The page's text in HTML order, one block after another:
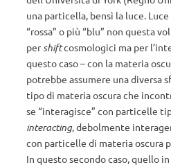
una particella, bensì la luce.
“rossa” o più “blu” non questa
pershiftcosmologici ma per
questo caso – con la materia
potrebbe assumere una diversa
tipo di materia oscura che
se “interagisce” con particelle
interacting, debolmente
con particelle di materia oscura
In questo secondo caso, quello